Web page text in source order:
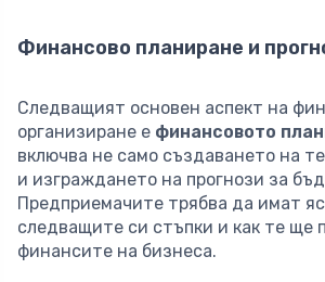
Финансово планиране и
Следващият основен аспект на
организиране е финансовото
включва не само създаването на
и изграждането на прогнози за
Предприемачите трябва да имат
следващите си стъпки и как те ще
финансите на бизнеса.